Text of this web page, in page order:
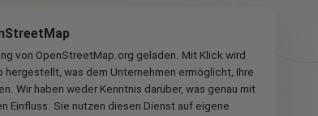
von OpenStreetMap.org geladen. Mit Klick wird
was dem Unternehmen ermöglicht, Ihre
Wir haben weder Kenntnis darüber, was genau mit
Einfluss. Sie nutzen diesen Dienst auf eigene